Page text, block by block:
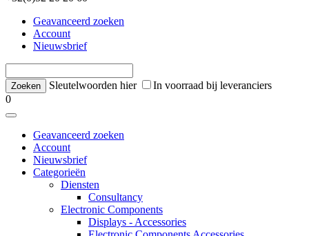
Geavanceerd zoeken
Account
Nieuwsbrief
Sleutelwoorden hier
In voorraad bij leveranciers
0
Geavanceerd zoeken
Account
Nieuwsbrief
Categorieën
Diensten
Consultancy
Electronic Components
Displays - Accessories